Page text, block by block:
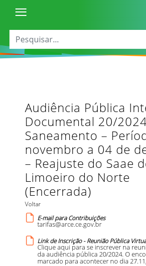
Audiência Pública
Documental 20/
Saneamento –
novembro a 04 de
– Reajuste do Saae
Limoeiro do Norte
(Encerrada)
Voltar
E-mail para Contribuições
tarifas@arce.ce.gov.br
Link de Inscrição - Reunião Pública
Clique aqui para se inscrever na
da audiência pública 20/2024. O
marcado para acontecer no dia